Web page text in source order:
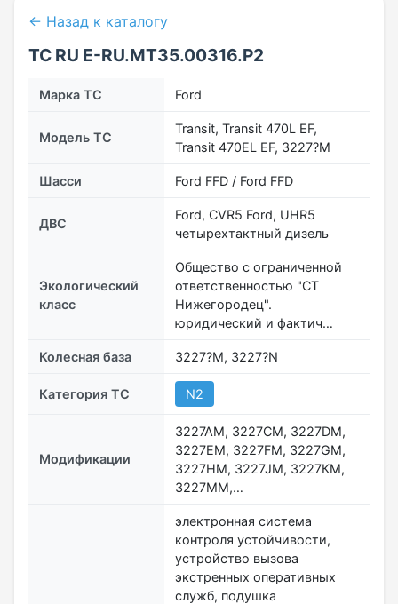
← Назад к каталогу
ТС RU Е-RU.МТ35.00316.Р2
Марка ТС Ford
Модель ТС
Transit, Transit 470L EF,
Transit 470EL EF, 3227?M
Шасси Ford FFD / Ford FFD
ДВС
Ford, CVR5 Ford, UHR5
четырехтактный дизель
Экологический
класс
Общество с ограниченной
ответственностью "СТ
Нижегородец".
юридический и фактич…
Колесная база 3227?M, 3227?N
Категория ТС N2
Модификации
3227AM, 3227СМ, 3227DM,
3227ЕM, 3227FM, 3227GM,
3227НM, 3227JМ, 3227КМ,
3227MM,…
электронная система
контроля устойчивости,
устройство вызова
экстренных оперативных
служб, подушка